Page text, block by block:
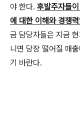
야 한다. 후발주자들
에 대한 이해와 경쟁
금 담당자들은 지금
니면 당장 떨어질 매
기 바란다.